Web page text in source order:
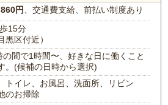
円 、交通費支給、前払い制度あり
15分
黒区付近）
の間で1時間〜、好きな日に働くこと
。(候補の日時から選択)
トイレ、お風呂、洗面所、リビン
のお掃除